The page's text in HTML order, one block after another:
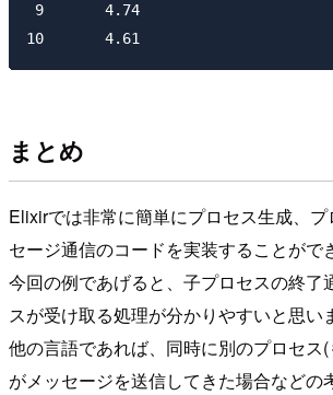
9       4.74
まとめ
Elixirでは非常に簡単にプロセス生成、
セージ通信のコードを実装することがで
今回の例であげると、子プロセスの終了
スが受け取る処理が分かりやすいと思い
他の言語であれば、同時に別のプロセス
がメッセージを送信してきた場合などの